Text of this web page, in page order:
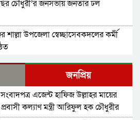
চৌধুরী’র জনসভায় জনতার ঢল
শাল্লা উপজেলা স্বেচ্ছাসেবকদলের কর্মী
মুশতাক গাজীনগরীর হত্যার
বিক্ষোভ মিছিল ও সমাবেশ অনুষ্ঠিত
রক্তদানের ছোট উদ্যোগ থেকে সুদৃঢ়
জনপ্রিয়
এজেন্ট হাফিজ উল্লাহর মায়ের
কল্যাণ মন্ত্রী আরিফুল হক চৌধুরীর